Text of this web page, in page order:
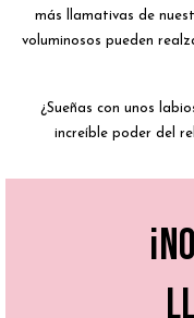
más llamativas de
voluminosos pueden
¿Sueñas con unos
increíble poder del